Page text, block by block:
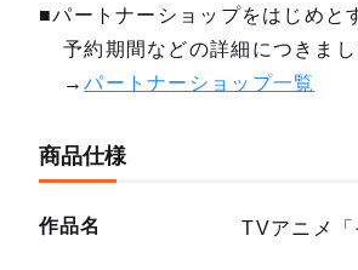
■パートナーショップをはじめと
予約期間などの詳細につきま
→パートナーショップ一覧
商品仕様
作品名 TVアニメ「